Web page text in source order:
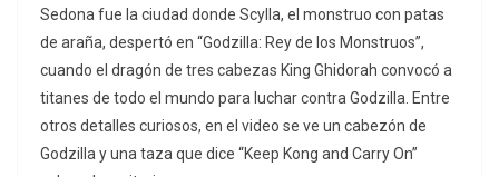
Sedona fue la ciudad donde Scylla, el monstruo con patas
de araña, despertó en “Godzilla: Rey de los Monstruos”,
cuando el dragón de tres cabezas King Ghidorah convocó a
titanes de todo el mundo para luchar contra Godzilla. Entre
otros detalles curiosos, en el video se ve un cabezón de
Godzilla y una taza que dice “Keep Kong and Carry On”